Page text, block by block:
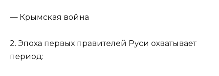
— Крымская война
2. Эпоха первых правителей Руси охватывает
период: